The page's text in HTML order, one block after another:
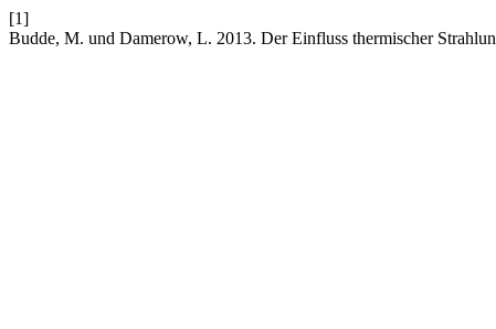
[1]
Budde, M. und Damerow, L. 2013. Der Einfluss thermischer